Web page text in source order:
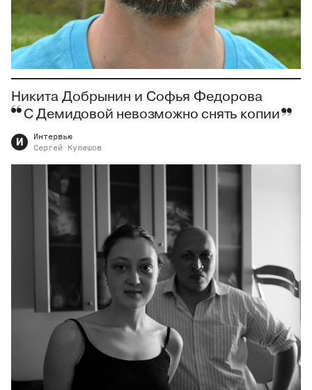
Никита Добрынин и Софья Федорова
С Демидовой невозможно снять копии
И
Интервью
Сергей
Кулешов